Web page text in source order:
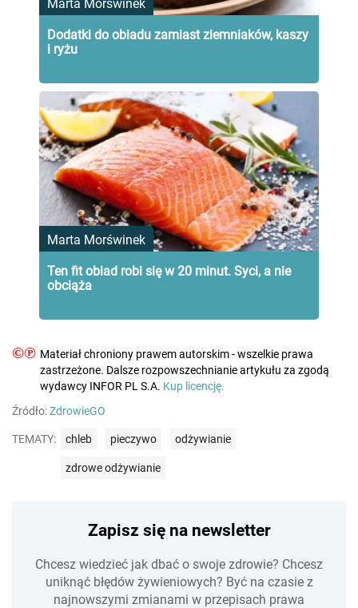
Marta Morświnek
Dodatki do obiadu zamiast ziemniaków, kaszy
i ryżu
Marta Morświnek
Ten fit obiad robi się w 20 minut. Syci, a nie
obciąża
©℗ Materiał chroniony prawem autorskim - wszelkie prawa
zastrzeżone. Dalsze rozpowszechnianie artykułu za zgodą
wydawcy INFOR PL S.A. Kup licencję.
Źródło:ZdrowieGO
TEMATY: chleb pieczywo odżywianie
zdrowe odżywianie
Zapisz się na newsletter
Chcesz wiedzieć jak dbać o swoje zdrowie? Chcesz
uniknąć błędów żywieniowych? Być na czasie z
najnowszymi zmianami w przepisach prawa